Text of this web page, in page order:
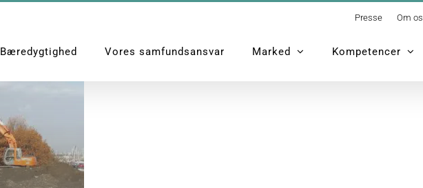
Presse Om os
Bæredygtighed Vores samfundsansvar Marked Kompetencer